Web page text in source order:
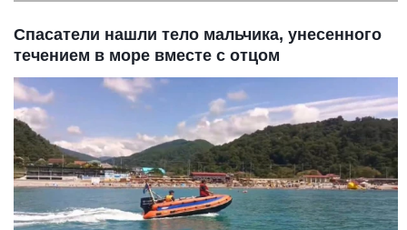
Спасатели нашли тело мальчика, унесенного
течением в море вместе с отцом